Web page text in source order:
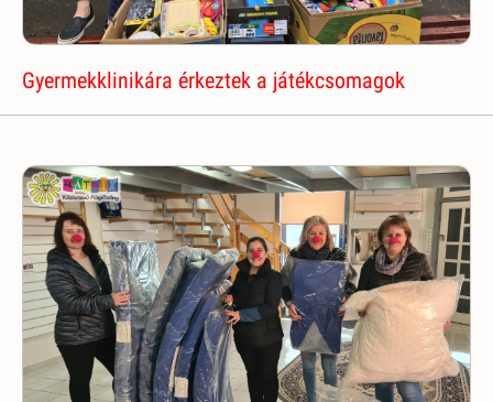
Gyermekklinikára érkeztek a játékcsomagok